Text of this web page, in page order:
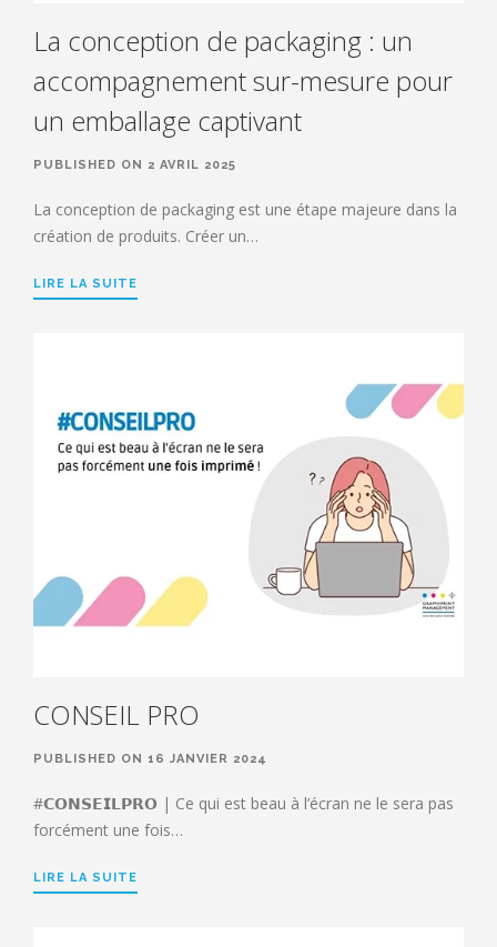
La conception de packaging : un
accompagnement sur-mesure pour
un emballage captivant
PUBLISHED ON 2 AVRIL 2025
La conception de packaging est une étape majeure dans la
création de produits. Créer un…
LIRE LA SUITE
CONSEIL PRO
PUBLISHED ON 16 JANVIER 2024
#𝗖𝗢𝗡𝗦𝗘𝗜𝗟𝗣𝗥𝗢 | Ce qui est beau à l’écran ne le sera pas
forcément une fois…
LIRE LA SUITE